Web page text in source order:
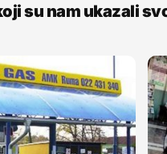
su nam ukazali